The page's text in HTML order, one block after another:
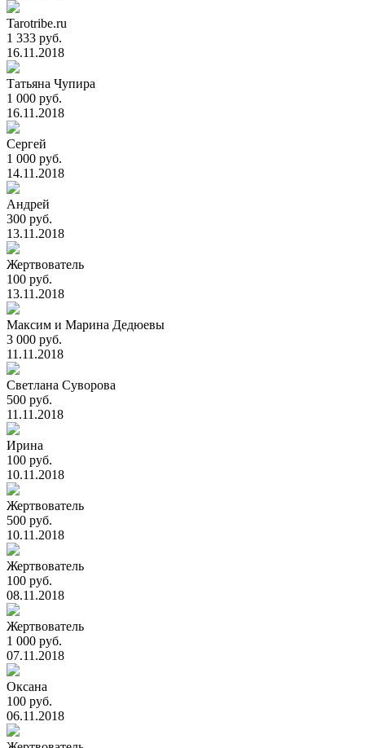
Tarotribe.ru
1 333 руб.
16.11.2018
Татьяна Чупира
1 000 руб.
16.11.2018
Сергей
1 000 руб.
14.11.2018
Андрей
300 руб.
13.11.2018
Жертвователь
100 руб.
13.11.2018
Максим и Марина Дедюевы
3 000 руб.
11.11.2018
Светлана Суворова
500 руб.
11.11.2018
Ирина
100 руб.
10.11.2018
Жертвователь
500 руб.
10.11.2018
Жертвователь
100 руб.
08.11.2018
Жертвователь
1 000 руб.
07.11.2018
Оксана
100 руб.
06.11.2018